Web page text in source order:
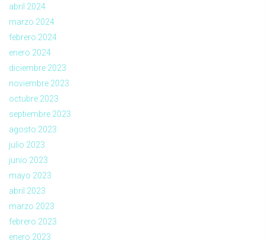
abril 2024
marzo 2024
febrero 2024
enero 2024
diciembre 2023
noviembre 2023
octubre 2023
septiembre 2023
agosto 2023
julio 2023
junio 2023
mayo 2023
abril 2023
marzo 2023
febrero 2023
enero 2023